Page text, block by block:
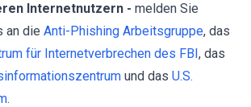
Internetnutzern - melden Sie
an die Anti-Phishing Arbeitsgruppe, das
für Internetverbrechen des FBI, das
und das U.S.
.